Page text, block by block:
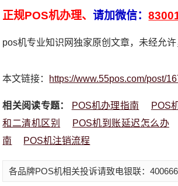
正规POS机办理、请加微信：
pos机专业知识网独家原创文章，未经允许
本文链接： https://www.55pos.com/post/
相关阅读专题： POS机办理指南 POS
和二清机区别
POS机到账延迟怎么办
南
POS机注销流程
各品牌POS机相关投诉请致电银联：